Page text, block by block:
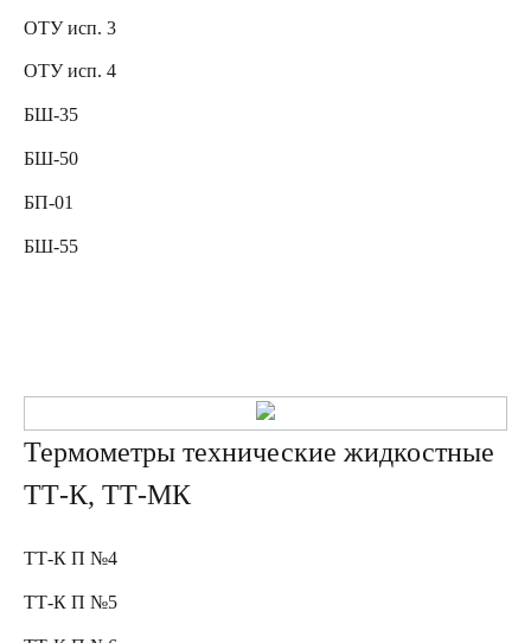
ОТУ исп. 3
ОТУ исп. 4
БШ-35
БШ-50
БП-01
БШ-55
Термометры технические жидкостные
ТТ-К, ТТ-МК
ТТ-К П №4
ТТ-К П №5